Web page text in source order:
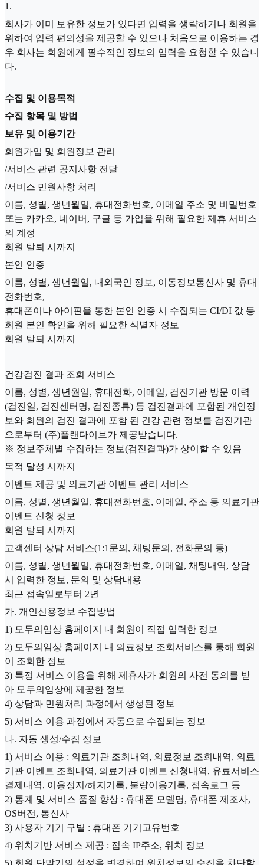
1 .
회사가 이미 보유한 정보가 있다면 입력을 생략하거나 회원을
위하여 입력 편의성을 제공할 수 있으나 처음으로 이용하는 경
우 회사는 회원에게 필수적인 정보의 입력을 요청할 수 있습니
다.
수집 및 이용목적
수집 항목 및 방법
보유 및 이용기간
회원가입 및 회원정보 관리
/서비스 관련 공지사항 전달
/서비스 민원사항 처리
이름, 성별, 생년월일, 휴대전화번호, 이메일 주소 및 비밀번호
또는 카카오, 네이버, 구글 등 가입을 위해 필요한 제휴 서비스
의 계정
회원 탈퇴 시까지
본인 인증
이름, 성별, 생년월일, 내외국인 정보, 이동정보통신사 및 휴대
전화번호,
휴대폰이나 아이핀을 통한 본인 인증 시 수집되는 CI/DI 값 등
회원 본인 확인을 위해 필요한 식별자 정보
회원 탈퇴 시까지
건강검진 결과 조회 서비스
이름, 성별, 생년월일, 휴대전화, 이메일, 검진기관 방문 이력
(검진일, 검진센터명, 검진종류) 등 검진결과에 포함된 개인정
보와 회원의 검진 결과에 포함 된 건강 관련 정보를 검진기관
으로부터 (주)플랜다이브가 제공받습니다.
※ 정보주체별 수집하는 정보(검진결과)가 상이할 수 있음
목적 달성 시까지
이벤트 제공 및 의료기관 이벤트 관리 서비스
이름, 성별, 생년월일, 휴대전화번호, 이메일, 주소 등 의료기관
이벤트 신청 정보
회원 탈퇴 시까지
고객센터 상담 서비스(1:1문의, 채팅문의, 전화문의 등)
이름, 성별, 생년월일, 휴대전화번호, 이메일, 채팅내역, 상담
시 입력한 정보, 문의 및 상담내용
최근 접속일로부터 2년
가. 개인신용정보 수집방법
1) 모두의임상 홈페이지 내 회원이 직접 입력한 정보
2) 모두의임상 홈페이지 내 의료정보 조회서비스를 통해 회원
이 조회한 정보
3) 특정 서비스 이용을 위해 제휴사가 회원의 사전 동의를 받
아 모두의임상에 제공한 정보
4) 상담과 민원처리 과정에서 생성된 정보
5) 서비스 이용 과정에서 자동으로 수집되는 정보
나. 자동 생성/수집 정보
1) 서비스 이용 : 의료기관 조회내역, 의료정보 조회내역, 의료
기관 이벤트 조회내역, 의료기관 이벤트 신청내역, 유료서비스
결제내역, 이용정지/해지기록, 불량이용기록, 접속로그 등
2) 통계 및 서비스 품질 향상 : 휴대폰 모델명, 휴대폰 제조사,
OS버전, 통신사
3) 사용자 기기 구별 : 휴대폰 기기고유번호
4) 위치기반 서비스 제공 : 접속 IP주소, 위치 정보